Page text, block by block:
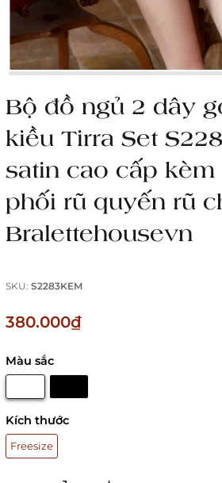
Bộ đồ ngủ 2 dây
kiều Tirra Set
satin cao cấp
phối rũ quyến rũ
Bralettehousevn
SKU: S2283KEM
380.000₫
Màu sắc
Kích thước
Freesize